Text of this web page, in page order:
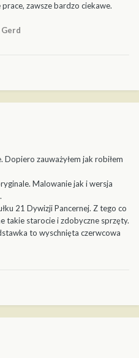
prace, zawsze bardzo ciekawe.
Dopiero zauważyłem jak robiłem
Malowanie jak i wersja
21 Dywizji Pancernej. Z tego co
takie starocie i zdobyczne sprzęty.
to wyschnięta czerwcowa